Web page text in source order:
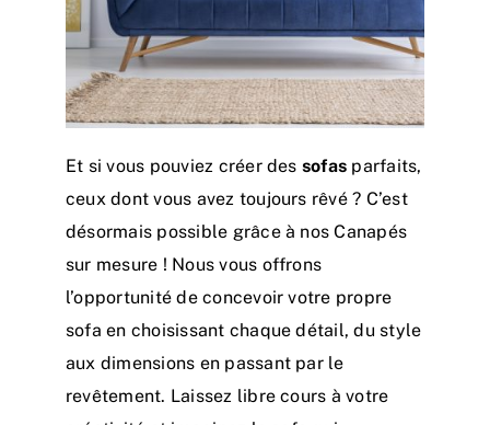
Et si vous pouviez créer des sofas parfaits,
ceux dont vous avez toujours rêvé ? C’est
désormais possible grâce à nos Canapés
sur mesure ! Nous vous offrons
l’opportunité de concevoir votre propre
sofa en choisissant chaque détail, du style
aux dimensions en passant par le
revêtement. Laissez libre cours à votre